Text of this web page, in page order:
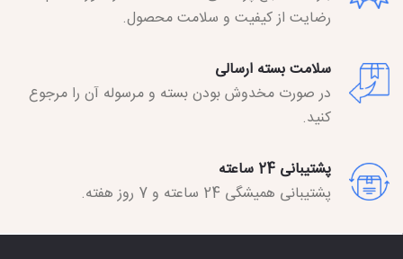
رضایت از کیفیت و سلامت محصول.
سلامت بسته ارسالی
در صورت مخدوش بودن بسته و مرسوله آن را مرجوع
کنید.
پشتیبانی 24 ساعته
پشتیبانی همیشگی 24 ساعته و 7 روز هفته.